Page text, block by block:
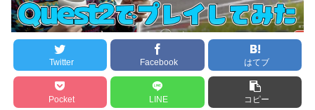
Twitter Facebook はてブ
Pocket LINE コピー